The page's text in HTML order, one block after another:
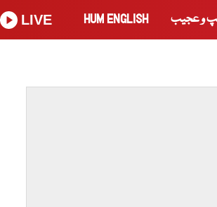
و عجیب HUM ENGLISH
LIVE